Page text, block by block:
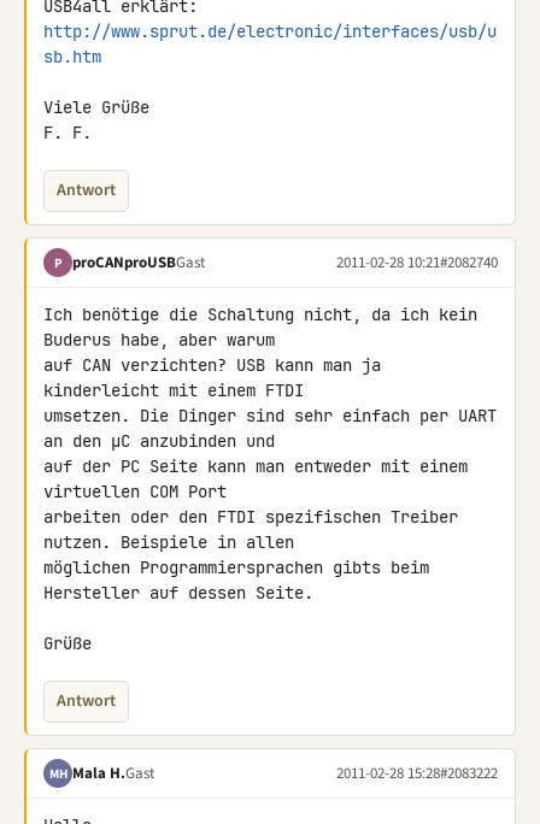
http://www.sprut.de/electronic/interfaces/usb/u
sb.htm
Viele Grüße
F. F.
Antwort
P proCANproUSBGast 2011-02-28 10:21#2082740
Ich benötige die Schaltung nicht, da ich kein
Buderus habe, aber warum
auf CAN verzichten? USB kann man ja
kinderleicht mit einem FTDI
umsetzen. Die Dinger sind sehr einfach per UART
an den µC anzubinden und
auf der PC Seite kann man entweder mit einem
virtuellen COM Port
arbeiten oder den FTDI spezifischen Treiber
nutzen. Beispiele in allen
möglichen Programmiersprachen gibts beim
Hersteller auf dessen Seite.
Grüße
Antwort
MH Mala H.Gast 2011-02-28 15:28#2083222